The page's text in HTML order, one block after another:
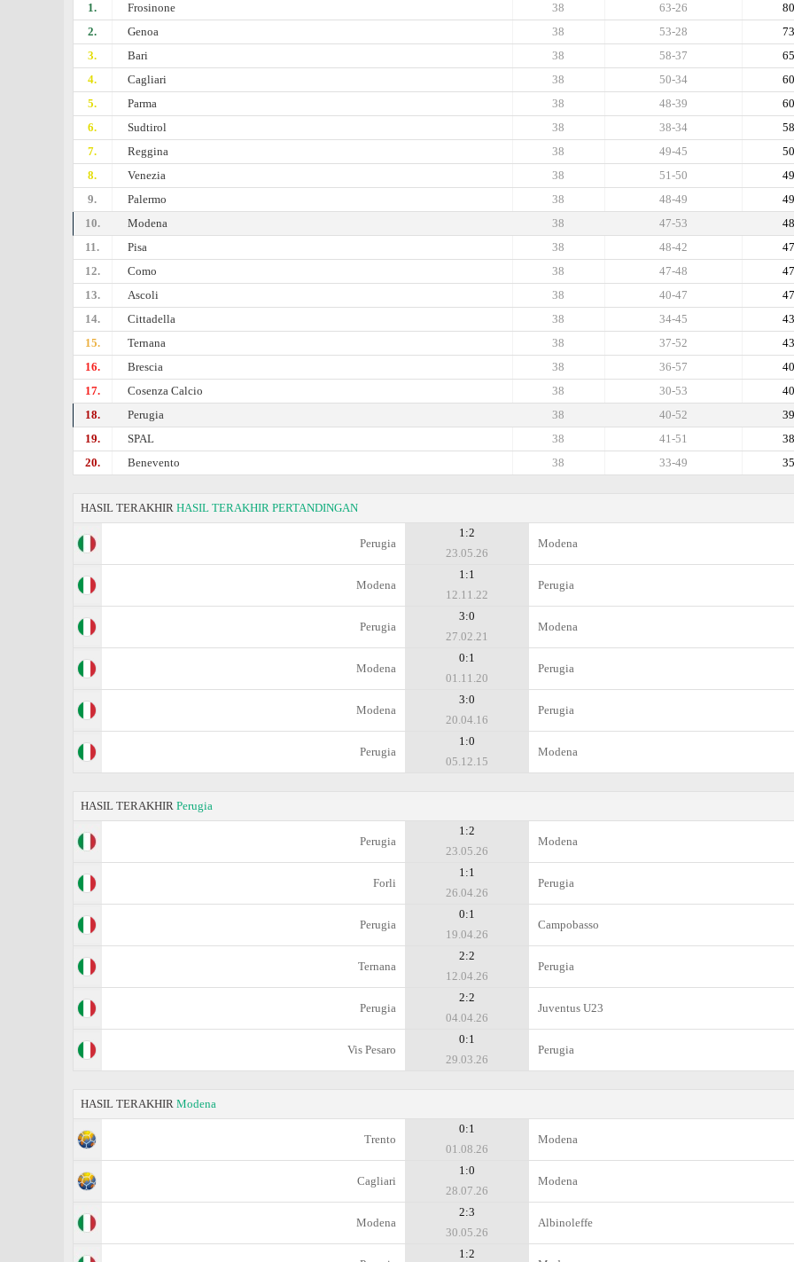
1.
Frosinone 80
63-26
38
2.
Genoa 73
53-28
38
3.
Bari 65
58-37
38
4.
Cagliari 60
50-34
38
5.
Parma 60
48-39
38
6.
Sudtirol 58
38-34
38
7.
Reggina 50
49-45
38
8.
Venezia 49
51-50
38
9.
Palermo 49
48-49
38
10.
Modena 48
47-53
38
11.
Pisa 47
48-42
38
12.
Como 47
47-48
38
13.
Ascoli 47
40-47
38
14.
Cittadella 43
34-45
38
15.
Ternana 43
37-52
38
16.
Brescia 40
36-57
38
17.
Cosenza Calcio 40
30-53
38
18.
Perugia 39
40-52
38
19.
SPAL 38
41-51
38
20.
Benevento 35
33-49
38
HASIL TERAKHIR HASIL TERAKHIR PERTANDINGAN
Perugia
1:2
23.05.26
Modena
Modena
1:1
12.11.22
Perugia
Perugia
3:0
27.02.21
Modena
Modena
0:1
01.11.20
Perugia
Modena
3:0
20.04.16
Perugia
Perugia
1:0
05.12.15
Modena
HASIL TERAKHIR Perugia
Perugia
1:2
23.05.26
Modena
Forli
1:1
26.04.26
Perugia
Perugia
0:1
19.04.26
Campobasso
Ternana
2:2
12.04.26
Perugia
Perugia
2:2
04.04.26
Juventus U23
Vis Pesaro
0:1
29.03.26
Perugia
HASIL TERAKHIR Modena
Trento
0:1
01.08.26
Modena
Cagliari
1:0
28.07.26
Modena
Modena
2:3
30.05.26
Albinoleffe
1:2